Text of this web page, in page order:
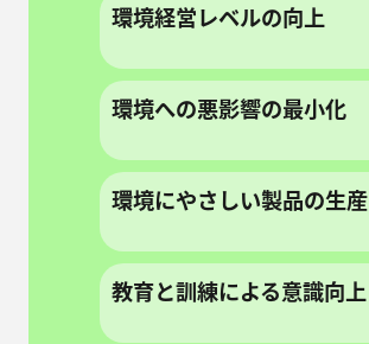
環境経営レベルの向上
環境への悪影響の最小化
環境にやさしい製品の生産
教育と訓練による意識向上